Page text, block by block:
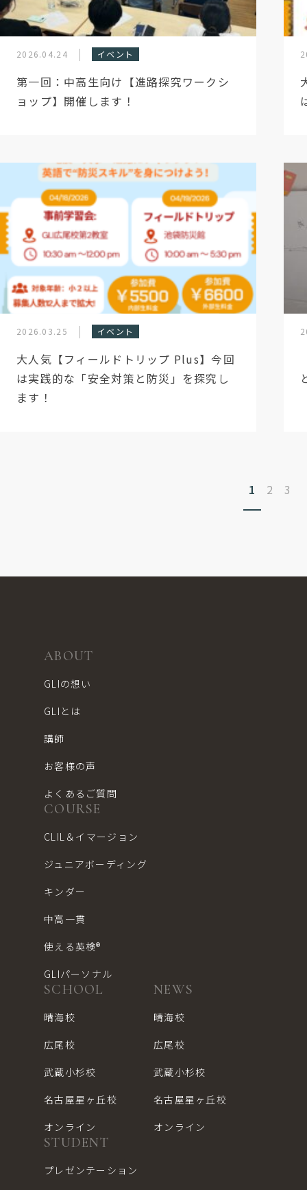
2026.04.24 イベント
第一回：中高生向け【進路探究ワークシ
ョップ】開催します！
2026.03.25 イベント
大人気【フィールドトリップ Plus】今回
は実践的な「安全対策と防災」を探究し
ます！
1 2 3
ABOUT
GLIの想い
GLIとは
講師
お客様の声
よくあるご質問
COURSE
CLIL＆イマージョン
ジュニアボーディング
キンダー
中高一貫
使える英検®︎
GLIパーソナル
SCHOOL
晴海校
広尾校
武蔵小杉校
名古屋星ヶ丘校
オンライン
NEWS
晴海校
広尾校
武蔵小杉校
名古屋星ヶ丘校
オンライン
STUDENT
プレゼンテーション